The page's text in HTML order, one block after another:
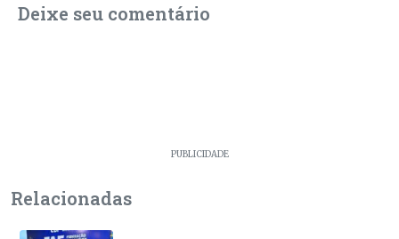
Deixe seu comentário
PUBLICIDADE
Relacionadas